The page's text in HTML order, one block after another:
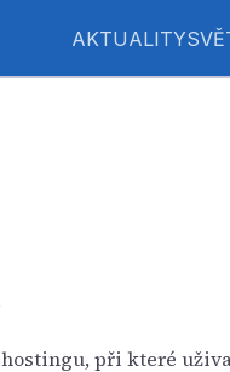
AKTUALITY
při které